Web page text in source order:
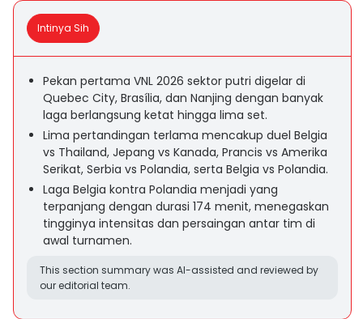
Intinya Sih
Pekan pertama VNL 2026 sektor putri digelar di
Quebec City, Brasília, dan Nanjing dengan banyak
laga berlangsung ketat hingga lima set.
Lima pertandingan terlama mencakup duel Belgia
vs Thailand, Jepang vs Kanada, Prancis vs Amerika
Serikat, Serbia vs Polandia, serta Belgia vs Polandia.
Laga Belgia kontra Polandia menjadi yang
terpanjang dengan durasi 174 menit, menegaskan
tingginya intensitas dan persaingan antar tim di
awal turnamen.
This section summary was AI-assisted and reviewed by
our editorial team.